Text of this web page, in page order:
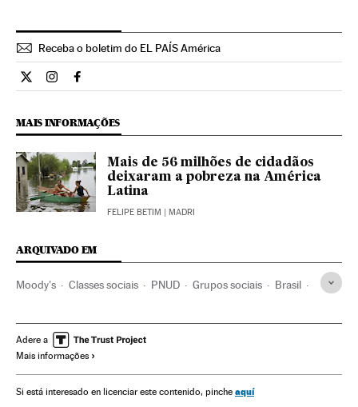
Receba o boletim do EL PAÍS América
Internacional El País Brasil en Twitter
Internacional El País Brasil en Instagram
Internacional El País Brasil en Facebook
MAIS INFORMAÇÕES
Mais de 56 milhões de cidadãos
deixaram a pobreza na América
Latina
FELIPE BETIM | MADRI
ARQUIVADO EM
Moody's Classes sociais PNUD Grupos sociais Brasil
América Economia Organizações internacionais
Adere a
Mais informações
Si está interesado en licenciar este contenido, pinche aquí